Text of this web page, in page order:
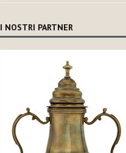
I NOSTRI PARTNER